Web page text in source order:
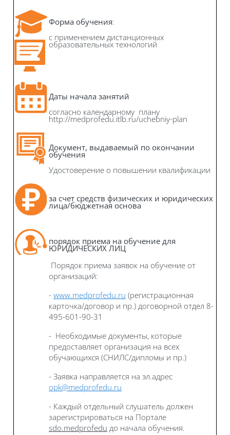
Форма обучения:
с применением дистанционных
образовательных технологий
Даты начала занятий
согласно календарному плану
http://medprofedu.itlb.ru/uchebniy-plan
Документ, выдаваемый по окончании
обучения
Удостоверение о повышении квалификации
за счет средств физических и юридических
лица/бюджетная основа
порядок приема на обучение для
ЮРИДИЧЕСКИХ ЛИЦ
Порядок приема заявок на обучение от
организаций:
- www.medprofedu.ru (регистрационная
карточка/договор и пр.) договорной отдел 8-
495-601-90-31
- Необходимые документы, которые
предоставляет организация на всех
обучающихся (СНИЛС/дипломы и пр.)
- Заявка направляется на эл.адрес
opk@medprofedu.ru
- Каждый отдельный слушатель должен
зарегистрироваться на Портале
sdo.medprofedu до начала обучения.